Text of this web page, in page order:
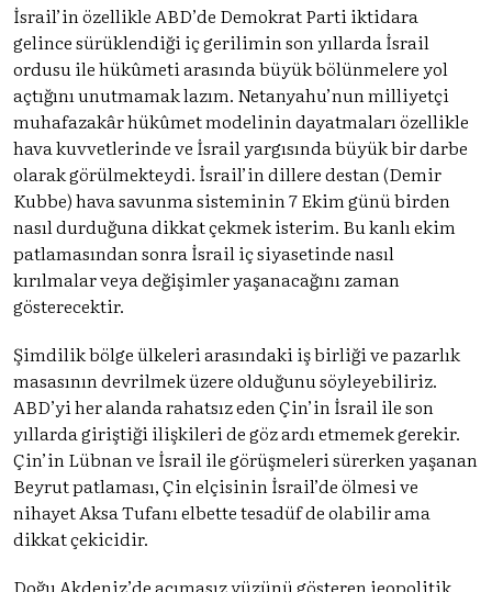
İsrail’in özellikle ABD’de Demokrat Parti iktidara
gelince sürüklendiği iç gerilimin son yıllarda İsrail
ordusu ile hükûmeti arasında büyük bölünmelere yol
açtığını unutmamak lazım. Netanyahu’nun milliyetçi
muhafazakâr hükûmet modelinin dayatmaları özellikle
hava kuvvetlerinde ve İsrail yargısında büyük bir darbe
olarak görülmekteydi. İsrail’in dillere destan (Demir
Kubbe) hava savunma sisteminin 7 Ekim günü birden
nasıl durduğuna dikkat çekmek isterim. Bu kanlı ekim
patlamasından sonra İsrail iç siyasetinde nasıl
kırılmalar veya değişimler yaşanacağını zaman
gösterecektir.
Şimdilik bölge ülkeleri arasındaki iş birliği ve pazarlık
masasının devrilmek üzere olduğunu söyleyebiliriz.
ABD’yi her alanda rahatsız eden Çin’in İsrail ile son
yıllarda giriştiği ilişkileri de göz ardı etmemek gerekir.
Çin’in Lübnan ve İsrail ile görüşmeleri sürerken yaşanan
Beyrut patlaması, Çin elçisinin İsrail’de ölmesi ve
nihayet Aksa Tufanı elbette tesadüf de olabilir ama
dikkat çekicidir.
Doğu Akdeniz’de acımasız yüzünü gösteren jeopolitik